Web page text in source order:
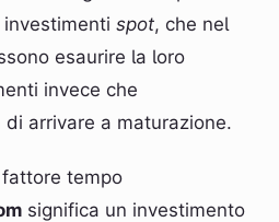
spot, che nel
esaurire la loro
invece che
di arrivare a maturazione.
tempo
significa un investimento